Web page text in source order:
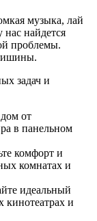
музыка, лай
найдется
проблемы.
задач и
от
в панельном
комфорт и
комнатах и
идеальный
кинотеатрах и